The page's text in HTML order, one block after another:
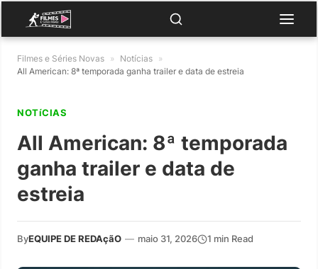
Filmes e Séries Novas » Notícias »
All American: 8ª temporada ganha trailer e data de estreia
NOTíCIAS
All American: 8ª temporada
ganha trailer e data de
estreia
ByEQUIPE DE REDAçãO — maio 31, 2026 1 min Read